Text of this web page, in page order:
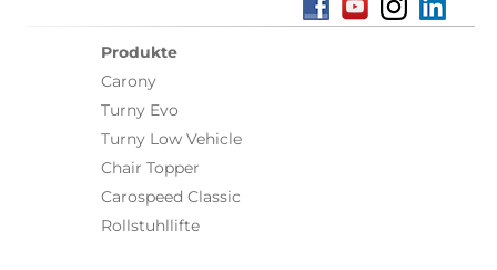
Produkte
Carony
Turny Evo
Turny Low Vehicle
Chair Topper
Carospeed Classic
Rollstuhllifte